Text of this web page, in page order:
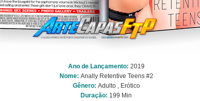
Ano de Lançamento: 2019
Nome: Anally Retentive Teens #2
Gênero: Adulto , Erótico
Duração: 199 Min